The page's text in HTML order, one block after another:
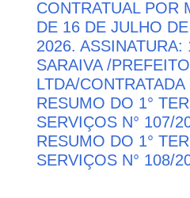
CONTRATUAL POR
DE 16 DE JULHO
2026.
SARAIVA /
LTDA/
RESUMO DO 1°
SERVIÇOS N° 107/
RESUMO DO 1°
SERVIÇOS N° 108/